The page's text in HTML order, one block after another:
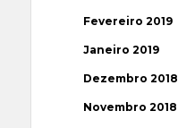
Fevereiro 2019
Janeiro 2019
Dezembro 2018
Novembro 2018